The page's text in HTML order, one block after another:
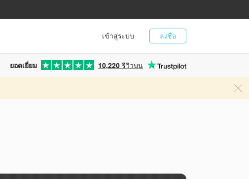
ลงชื่อ
เข้าสู่ระบบ
ยอดเยี่ยม 10,220 รีวิวบน